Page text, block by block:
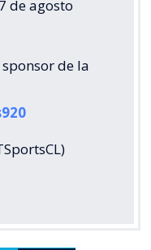
de agosto
de la